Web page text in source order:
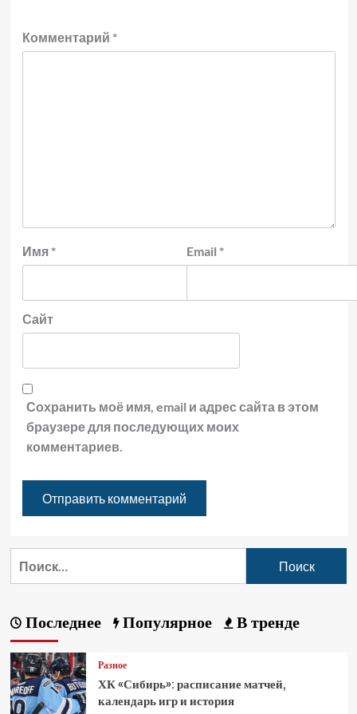
Комментарий *
Имя * Email *
Сайт
Сохранить моё имя, email и адрес сайта в этом
браузере для последующих моих
комментариев.
Последнее Популярное В тренде
Разное
ХК «Сибирь»: расписание матчей,
календарь игр и история